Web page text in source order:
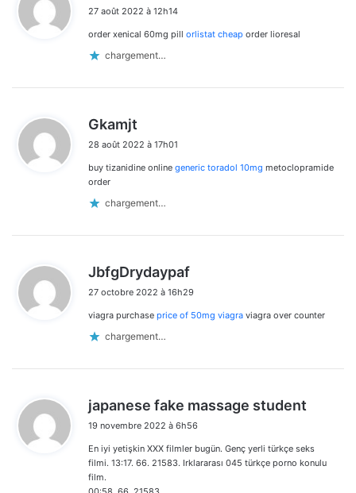
t
27 août 2022 à 12h14
order xenical 60mg pill orlistat cheap order lioresal
chargement…
Gkamjt
t
28 août 2022 à 17h01
buy tizanidine online generic toradol 10mg metoclopramide
order
chargement…
JbfgDrydaypaf
t
27 octobre 2022 à 16h29
viagra purchase price of 50mg viagra viagra over counter
chargement…
japanese fake massage student
:
19 novembre 2022 à 6h56
En iyi yetişkin XXX filmler bugün. Genç yerli türkçe seks
filmi. 13:17. 66. 21583. Irklararası 045 türkçe porno konulu
film.